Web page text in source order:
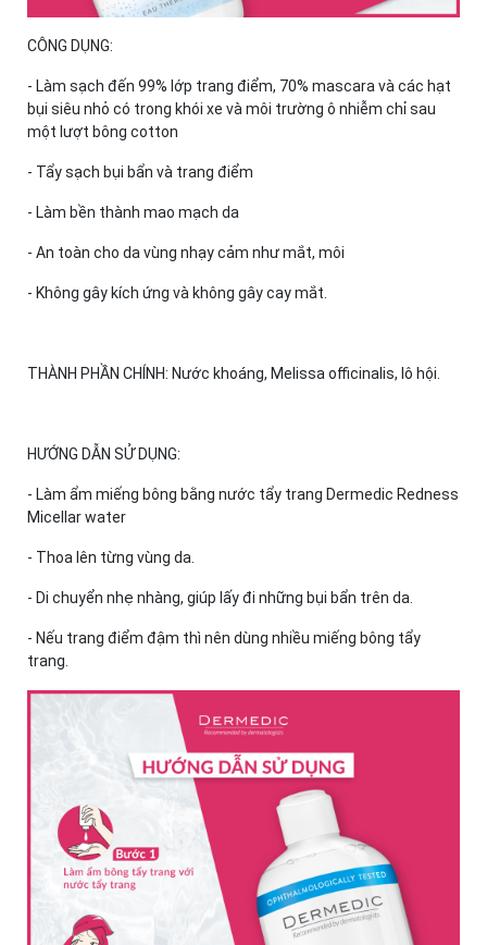
CÔNG DỤNG:
- Làm sạch đến 99% lớp trang điểm, 70% mascara và các hạt
bụi siêu nhỏ có trong khói xe và môi trường ô nhiễm chỉ sau
một lượt bông cotton
- Tẩy sạch bụi bẩn và trang điểm
- Làm bền thành mao mạch da
- An toàn cho da vùng nhạy cảm như mắt, môi
- Không gây kích ứng và không gây cay mắt.
THÀNH PHẦN CHÍNH: Nước khoáng, Melissa officinalis, lô hội.
HƯỚNG DẪN SỬ DỤNG:
- Làm ẩm miếng bông bằng nước tẩy trang Dermedic Redness
Micellar water
- Thoa lên từng vùng da.
- Di chuyển nhẹ nhàng, giúp lấy đi những bụi bẩn trên da.
- Nếu trang điểm đậm thì nên dùng nhiều miếng bông tẩy
trang.